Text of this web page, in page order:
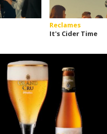
Reclames
It's Cider Time